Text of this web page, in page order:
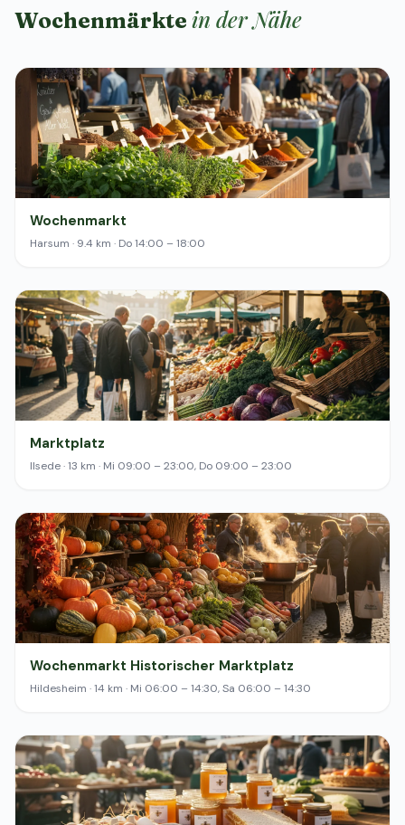
Wochenmärkte in der Nähe
Wochenmarkt
Harsum · 9.4 km · Do 14:00 – 18:00
Marktplatz
Ilsede · 13 km · Mi 09:00 – 23:00, Do 09:00 – 23:00
Wochenmarkt Historischer Marktplatz
Hildesheim · 14 km · Mi 06:00 – 14:30, Sa 06:00 – 14:30